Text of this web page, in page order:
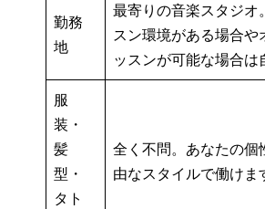
勤務
地
最寄りの音楽スタジオ
スン環境がある場合や
ッスンが可能な場合は
服
装・
髪
型・
タト
全く不問。あなたの個
由なスタイルで働けま